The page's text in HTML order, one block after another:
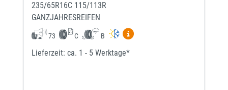
235/65R16C 115/113R
GANZJAHRESREIFEN
73 C B
Mehr Informationen zum
Lieferzeit: ca. 1 - 5 Werktage*